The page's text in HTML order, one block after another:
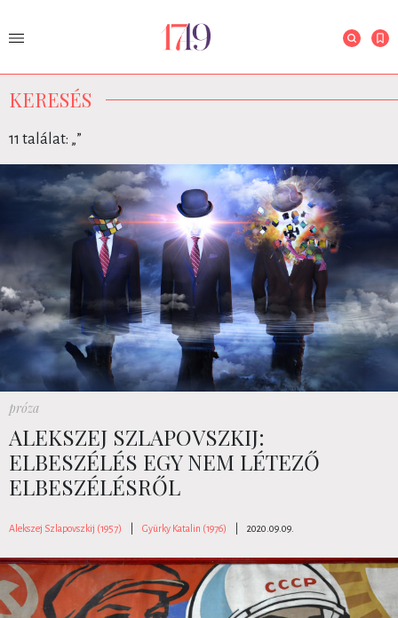
KERESÉS
11 találat: „”
próza
ALEKSZEJ SZLAPOVSZKIJ:
ELBESZÉLÉS EGY NEM LÉTEZŐ
ELBESZÉLÉSRŐL
Alekszej Szlapovszkij (1957) Gyürky Katalin (1976) 2020.09.09.